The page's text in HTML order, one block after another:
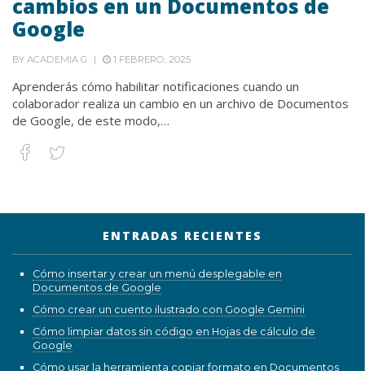
cambios en un Documentos de
Google
BY ACADEMIA G 1 FEBRERO, 2025
Aprenderás cómo habilitar notificaciones cuando un
colaborador realiza un cambio en un archivo de Documentos
de Google, de este modo,…
ENTRADAS RECIENTES
Cómo insertar y crear un menú desplegable en
Documentos de Google
Cómo crear un cuento ilustrado con Google Gemini
Cómo limpiar datos sin código en Hojas de cálculo de
Google
Cómo usar la herramienta copiar formato en Documentos